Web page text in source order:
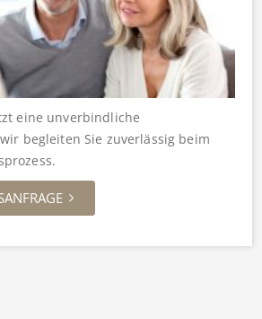
eine unverbindliche
begleiten Sie zuverlässig beim